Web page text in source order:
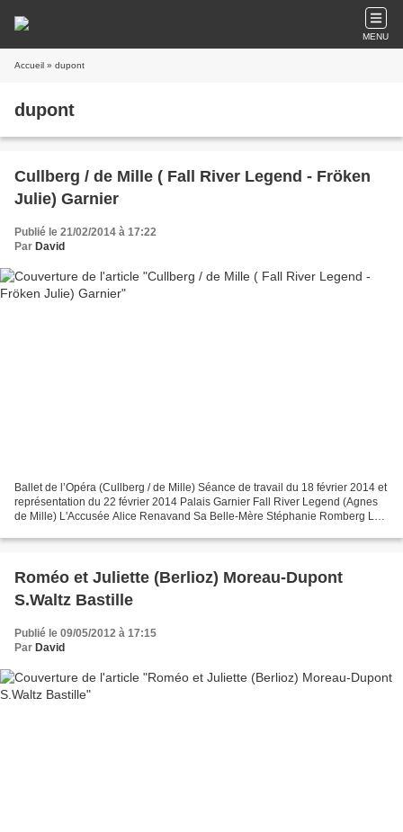
MENU
Accueil » dupont
dupont
Cullberg / de Mille ( Fall River Legend - Fröken
Julie) Garnier
Publié le 21/02/2014 à 17:22
Par David
Ballet de l’Opéra (Cullberg / de Mille) Séance de travail du 18 février 2014 et
représentation du 22 février 2014 Palais Garnier Fall River Legend (Agnes
de Mille) L'Accusée Alice Renavand Sa Belle-Mère Stéphanie Romberg Le
Roméo et Juliette (Berlioz) Moreau-Dupont
S.Waltz Bastille
Publié le 09/05/2012 à 17:15
Par David